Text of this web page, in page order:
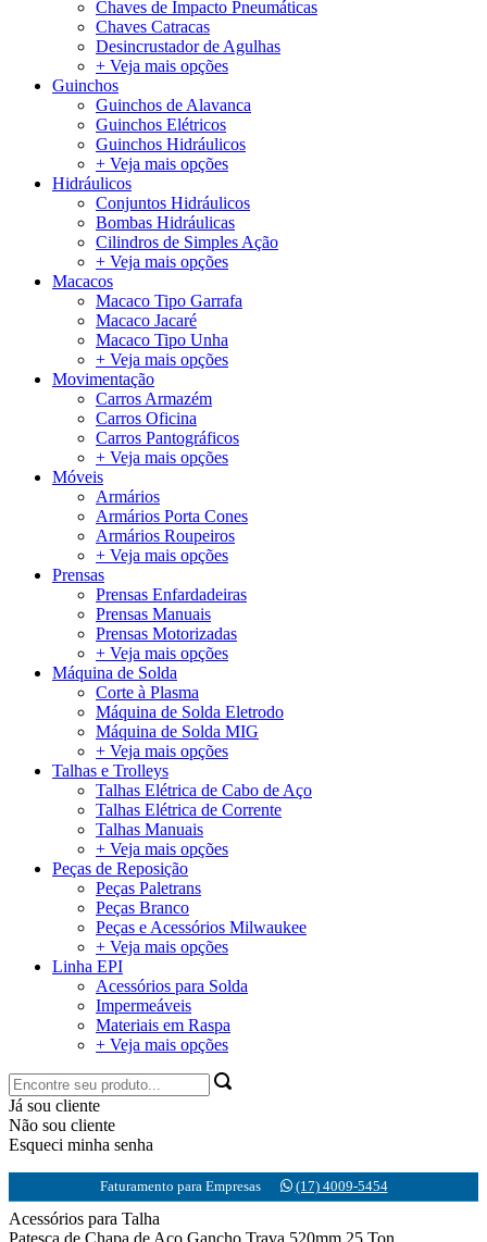
Chaves de Impacto Pneumáticas
Chaves Catracas
Desincrustador de Agulhas
+ Veja mais opções
Guinchos
Guinchos de Alavanca
Guinchos Elétricos
Guinchos Hidráulicos
+ Veja mais opções
Hidráulicos
Conjuntos Hidráulicos
Bombas Hidráulicas
Cilindros de Simples Ação
+ Veja mais opções
Macacos
Macaco Tipo Garrafa
Macaco Jacaré
Macaco Tipo Unha
+ Veja mais opções
Movimentação
Carros Armazém
Carros Oficina
Carros Pantográficos
+ Veja mais opções
Móveis
Armários
Armários Porta Cones
Armários Roupeiros
+ Veja mais opções
Prensas
Prensas Enfardadeiras
Prensas Manuais
Prensas Motorizadas
+ Veja mais opções
Máquina de Solda
Corte à Plasma
Máquina de Solda Eletrodo
Máquina de Solda MIG
+ Veja mais opções
Talhas e Trolleys
Talhas Elétrica de Cabo de Aço
Talhas Elétrica de Corrente
Talhas Manuais
+ Veja mais opções
Peças de Reposição
Peças Paletrans
Peças Branco
Peças e Acessórios Milwaukee
+ Veja mais opções
Linha EPI
Acessórios para Solda
Impermeáveis
Materiais em Raspa
+ Veja mais opções
Já sou cliente
Não sou cliente
Esqueci minha senha
Faturamento para Empresas (17) 4009-5454
Acessórios para Talha
Patesca de Chapa de Aço Gancho Trava 520mm 25 Ton